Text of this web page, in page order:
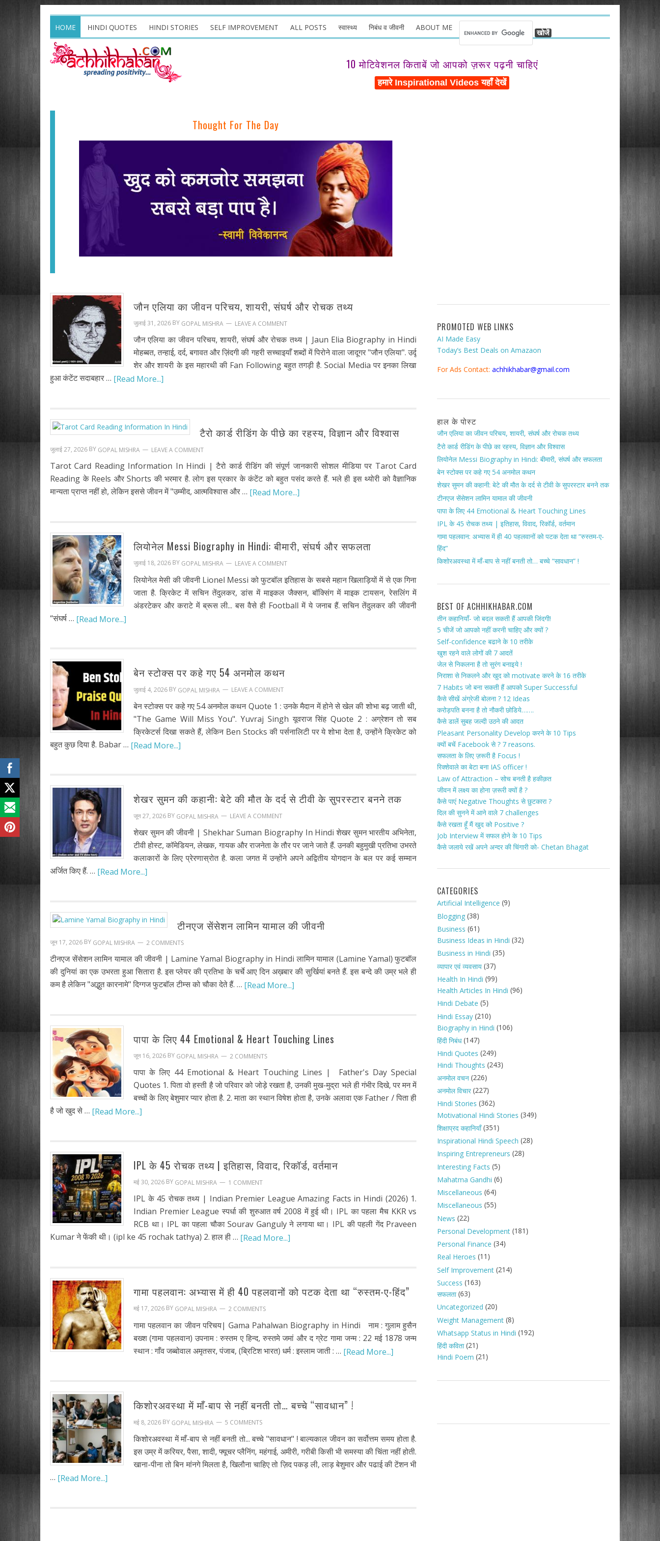
HOME HINDI QUOTES HINDI STORIES SELF IMPROVEMENT ALL POSTS स्वास्थ्य निबंध व जीवनी ABOUT ME
10 मोटिवेशनल किताबें जो आपको ज़रूर पढ़नी चाहिएं
Thought For The Day
जौन एलिया का जीवन परिचय, शायरी, संघर्ष और रोचक तथ्य
जुलाई 31, 2026 BY GOPAL MISHRA LEAVE A COMMENT
जौन एलिया का जीवन परिचय, शायरी, संघर्ष और रोचक तथ्य | Jaun Elia Biography in Hindi
मोहब्बत, तन्हाई, दर्द, बगावत और ज़िंदगी की गहरी सच्चाइयाँ शब्दों में पिरोने वाला जादूगर "जौन एलिया". उर्दू
शेर और शायरी के इस महारथी की Fan Following बहुत तगड़ी है. Social Media पर इनका लिखा
हुआ कंटेंट सदाबहार … [Read More...]
टैरो कार्ड रीडिंग के पीछे का रहस्य, विज्ञान और विश्वास
जुलाई 27, 2026 BY GOPAL MISHRA LEAVE A COMMENT
Tarot Card Reading Information In Hindi | टैरो कार्ड रीडिंग की संपूर्ण जानकारी सोशल मीडिया पर Tarot Card
Reading के Reels और Shorts की भरमार है. लोग इस प्रकार के कंटेंट को बहुत पसंद करते हैं. भले ही इस थ्योरी को वैज्ञानिक
मान्यता प्राप्त नहीं हो, लेकिन इससे जीवन में "उम्मीद, आत्मविश्वास और … [Read More...]
लियोनेल Messi Biography in Hindi: बीमारी, संघर्ष और सफलता
जुलाई 18, 2026 BY GOPAL MISHRA LEAVE A COMMENT
लियोनेल मेसी की जीवनी Lionel Messi को फुटबॉल इतिहास के सबसे महान खिलाड़ियों में से एक गिना
जाता है. क्रिकेट में सचिन तेंदुलकर, डांस में माइकल जैक्सन, बॉक्सिंग में माइक टायसन, रेसलिंग में
अंडरटेकर और कराटे में ब्रूस ली... बस वैसे ही Football में ये जनाब हैं. सचिन तेंदुलकर की जीवनी
“संघर्ष … [Read More...]
बेन स्टोक्स पर कहे गए 54 अनमोल कथन
जुलाई 4, 2026 BY GOPAL MISHRA LEAVE A COMMENT
बेन स्टोक्स पर कहे गए 54 अनमोल कथन Quote 1 : उनके मैदान में होने से खेल की शोभा बढ़ जाती थी,
"The Game Will Miss You". Yuvraj Singh यूवराज सिंह Quote 2 : अग्रेशन तो सब
क्रिकेटर्स दिखा सकते हैं, लेकिन Ben Stocks की पर्सनालिटी पर ये शोभा देता है, उन्होंने क्रिकेट को
बहुत कुछ दिया है. Babar … [Read More...]
शेखर सुमन की कहानी: बेटे की मौत के दर्द से टीवी के सुपरस्टार बनने तक
जून 27, 2026 BY GOPAL MISHRA LEAVE A COMMENT
शेखर सुमन की जीवनी | Shekhar Suman Biography In Hindi शेखर सुमन भारतीय अभिनेता,
टीवी होस्ट, कॉमेडियन, लेखक, गायक और राजनेता के तौर पर जाने जाते हैं. उनकी बहुमुखी प्रतिभा उभरते
कलाकारों के लिए प्रेरणास्रोत है. कला जगत में उन्होंने अपने अद्वितीय योगदान के बल पर कई सम्मान
अर्जित किए हैं. … [Read More...]
टीनएज सेंसेशन लामिन यामाल की जीवनी
जून 17, 2026 BY GOPAL MISHRA 2 COMMENTS
टीनएज सेंसेशन लामिन यामाल की जीवनी | Lamine Yamal Biography in Hindi लामिन यामाल (Lamine Yamal) फुटबॉल
की दुनियां का एक उभरता हुआ सितारा है. इस प्लेयर की प्रतिभा के चर्चे आए दिन अख़बार की सुर्खियां बनते हैं. इस बन्दे की उम्र भले ही
कम है लेकिन "अद्भुत कारनामे" दिग्गज फुटबॉल टीम्स को चौका देते हैं. … [Read More...]
पापा के लिए 44 Emotional & Heart Touching Lines
जून 16, 2026 BY GOPAL MISHRA 2 COMMENTS
पापा के लिए 44 Emotional & Heart Touching Lines | Father's Day Special
Quotes 1. पिता वो हस्ती है जो परिवार को जोड़े रखता है, उनकी मुख-मुद्रा भले ही गंभीर दिखे, पर मन में
बच्चों के लिए बेशुमार प्यार होता है. 2. माता का स्थान विषेश होता है, उनके अलावा एक Father / पिता ही
है जो खुद से … [Read More...]
IPL के 45 रोचक तथ्य | इतिहास, विवाद, रिकॉर्ड, वर्तमान
मई 30, 2026 BY GOPAL MISHRA 1 COMMENT
IPL के 45 रोचक तथ्य | Indian Premier League Amazing Facts in Hindi (2026) 1.
Indian Premier League स्पर्धा की शुरुआत वर्ष 2008 में हुई थी। IPL का पहला मैच KKR vs
RCB था। IPL का पहला चौका Sourav Ganguly ने लगाया था। IPL की पहली गेंद Praveen
Kumar ने फेंकी थी। (ipl ke 45 rochak tathya) 2. हाल ही … [Read More...]
गामा पहलवान: अभ्यास में ही 40 पहलवानों को पटक देता था “रुस्तम-ए-हिंद”
मई 17, 2026 BY GOPAL MISHRA 2 COMMENTS
गामा पहलवान का जीवन परिचय| Gama Pahalwan Biography in Hindi नाम : गुलाम हुसैन
बख्श (गामा पहलवान) उपनाम : रुस्तम ए हिन्द, रुस्तमे जमां और द ग्रेट गामा जन्म : 22 मई 1878 जन्म
स्थान : गाँव जब्बोवाल अमृतसर, पंजाब, (ब्रिटिश भारत) धर्म : इस्लाम जाती : … [Read More...]
किशोरअवस्था में माँ-बाप से नहीं बनती तो… बच्चे “सावधान” !
मई 8, 2026 BY GOPAL MISHRA 5 COMMENTS
किशोरअवस्था में माँ-बाप से नहीं बनती तो... बच्चे "सावधान" ! बाल्यकाल जीवन का सर्वोत्तम समय होता है.
इस उम्र में करियर, पैसा, शादी, फ्यूचर प्लैनिंग, महंगाई, अमीरी, गरीबी किसी भी समस्या की चिंता नहीं होती.
खाना-पीना तो बिन मांनगे मिलता है, खिलौना चाहिए तो ज़िद पकड़ ली, लाड़ बेशुमार और पढाई की टेंशन भी
… [Read More...]
PROMOTED WEB LINKS
AI Made Easy
Today’s Best Deals on Amazaon
For Ads Contact: achhikhabar@gmail.com
हाल के पोस्ट
जौन एलिया का जीवन परिचय, शायरी, संघर्ष और रोचक तथ्य
टैरो कार्ड रीडिंग के पीछे का रहस्य, विज्ञान और विश्वास
लियोनेल Messi Biography in Hindi: बीमारी, संघर्ष और सफलता
बेन स्टोक्स पर कहे गए 54 अनमोल कथन
शेखर सुमन की कहानी: बेटे की मौत के दर्द से टीवी के सुपरस्टार बनने तक
टीनएज सेंसेशन लामिन यामाल की जीवनी
पापा के लिए 44 Emotional & Heart Touching Lines
IPL के 45 रोचक तथ्य | इतिहास, विवाद, रिकॉर्ड, वर्तमान
गामा पहलवान: अभ्यास में ही 40 पहलवानों को पटक देता था “रुस्तम-ए-
हिंद”
किशोरअवस्था में माँ-बाप से नहीं बनती तो… बच्चे “सावधान” !
BEST OF ACHHIKHABAR.COM
तीन कहानियाँ- जो बदल सकती हैं आपकी जिंदगी!
5 चीजें जो आपको नहीं करनी चाहिए और क्यों ?
Self-confidence बढाने के 10 तरीके
खुश रहने वाले लोगों की 7 आदतें
जेल से निकलना है तो सुरंग बनाइये !
निराशा से निकलने और खुद को motivate करने के 16 तरीके
7 Habits जो बना सकती हैं आपको Super Successful
कैसे सीखें अंग्रेजी बोलना ? 12 Ideas
करोड़पति बनना है तो नौकरी छोडिये…….
कैसे डालें सुबह जल्दी उठने की आदत
Pleasant Personality Develop करने के 10 Tips
क्यों बचें Facebook से ? 7 reasons.
सफलता के लिए ज़रूरी है Focus !
रिक्शेवाले का बेटा बना IAS officer !
Law of Attraction – सोच बनती है हकीक़त
जीवन में लक्ष्य का होना ज़रूरी क्यों है ?
कैसे पाएं Negative Thoughts से छुटकारा ?
दिल की सुनने में आने वाले 7 challenges
कैसे रखता हूँ मैं खुद को Positive ?
Job Interview में सफल होने के 10 Tips
कैसे जलाये रखें अपने अन्दर की चिंगारी को- Chetan Bhagat
CATEGORIES
Artificial Intelligence (9)
Blogging(38)
Business (61)
Business Ideas in Hindi (32)
Business in Hindi (35)
व्यापार एवं व्यवसाय(37)
Health In Hindi (99)
Health Articles In Hindi (96)
Hindi Debate (5)
Hindi Essay(210)
Biography in Hindi (106)
हिंदी निबंध(147)
Hindi Quotes (249)
Hindi Thoughts (243)
अनमोल वचन(226)
अनमोल विचार(227)
Hindi Stories (362)
Motivational Hindi Stories (349)
शिक्षाप्रद कहानियाँ(351)
Inspirational Hindi Speech (28)
Inspiring Entrepreneurs (28)
Interesting Facts (5)
Mahatma Gandhi (6)
Miscellaneous (64)
Miscellaneous (55)
News (22)
Personal Development(181)
Personal Finance (34)
Real Heroes (11)
Self Improvement(214)
Success (163)
सफलता(63)
Uncategorized (20)
Weight Management(8)
Whatsapp Status in Hindi (192)
हिंदी कविता(21)
Hindi Poem (21)